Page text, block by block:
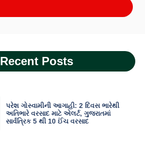
Recent Posts
પરેશ ગોસ્વામીની આગાહી: 2 દિવસ ભારેથી
અતિભારે વરસાદ માટે એલર્ટ, ગુજરાતમાં
સાર્વત્રિક 5 થી 10 ઈંચ વરસાદ